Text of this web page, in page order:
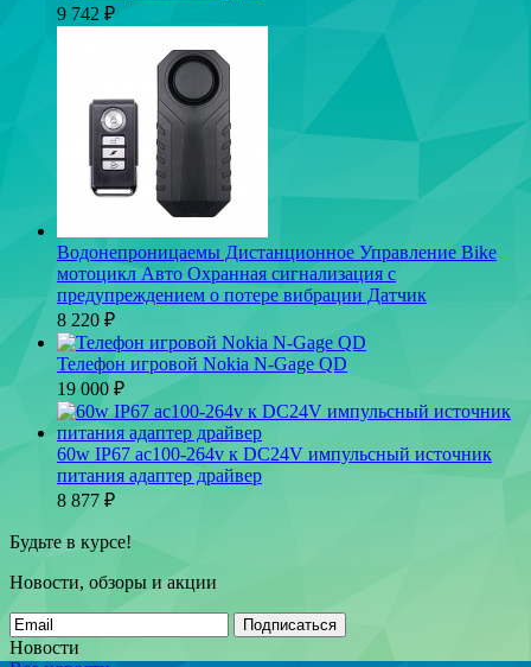
9 742 ₽
Водонепроницаемы Дистанционное Управление Bike
мотоцикл Авто Охранная сигнализация с
предупреждением о потере вибрации Датчик
8 220 ₽
Телефон игровой Nokia N-Gage QD
19 000 ₽
60w IP67 ac100-264v к DC24V импульсный источник
питания адаптер драйвер
8 877 ₽
Будьте в курсе!
Новости, обзоры и акции
Подписаться
Новости